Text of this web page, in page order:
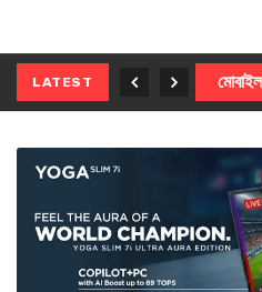
LATEST মোবাইল